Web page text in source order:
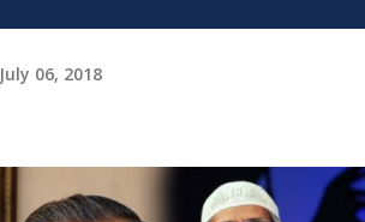
July 06, 2018